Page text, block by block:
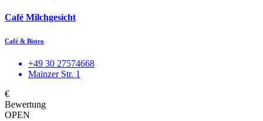
Café Milchgesicht
Café & Bistro
+49 30 27574668
Mainzer Str. 1
€
Bewertung
OPEN